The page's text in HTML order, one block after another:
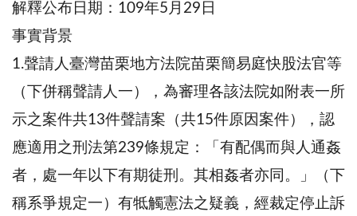
解釋公布日期：109年5月29日
事實背景
1.聲請人臺灣苗栗地方法院苗栗簡易庭快股法官等
（下併稱聲請人一），為審理各該法院如附表一所
示之案件共13件聲請案（共15件原因案件），認
應適用之刑法第239條規定：「有配偶而與人通姦
者，處一年以下有期徒刑。其相姦者亦同。」（下
稱系爭規定一）有牴觸憲法之疑義，經裁定停止訴